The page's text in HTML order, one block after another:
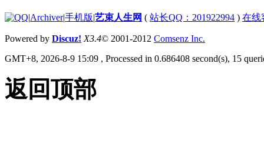
|Archiver|手机版|艺束人生网 ( 站长QQ：201922994 ) 在线
Powered by Discuz! X3.4© 2001-2012 Comsenz Inc.
GMT+8, 2026-8-9 15:09 , Processed in 0.686408 second(s), 15
返回顶部